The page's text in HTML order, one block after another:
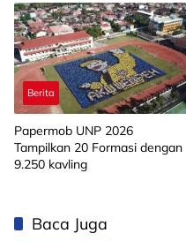
Limapuluh Kota
Berita
Papermob UNP 2026
Tampilkan 20 Formasi dengan
9.250 kavling
Baca Juga